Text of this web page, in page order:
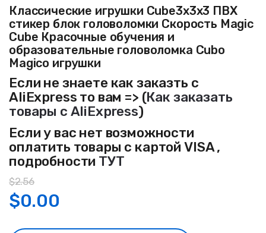
4.94
на основе
опроса
пользовате
лей
Классические игрушки Cube3x3x3 ПВХ
стикер блок головоломки Скорость Magic
Cube Красочные обучения и
образовательные головоломка Cubo
Magico игрушки
Если не знаете как заказть с
AliExpress то вам => (Как заказать
товары с AliExpress)
Если у вас нет возможности
оплатить товары с картой VISA ,
подробности ТУТ
$2.56
$0.00